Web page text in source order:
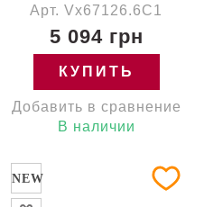
Арт. Vx67126.6C1
5 094 грн
КУПИТЬ
Добавить в сравнение
В наличии
NEW